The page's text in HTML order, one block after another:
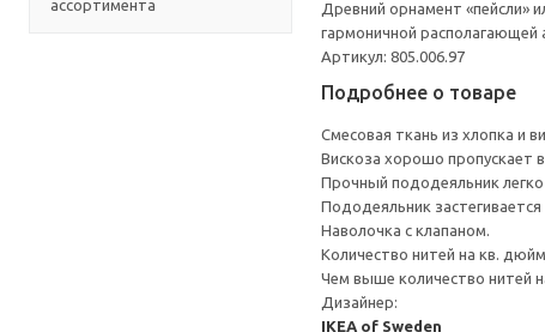
ассортимента
Древний орнамент «пейсли»
гармоничной
Артикул: 805.006.97
Подробнее о товаре
Смесовая ткань из хлопка и
Вискоза хорошо пропускает
Прочный пододеяльник
Пододеяльник
Наволочка с клапаном.
Количество нитей на кв.
Чем выше количество нитей
Дизайнер:
IKEA of Sweden